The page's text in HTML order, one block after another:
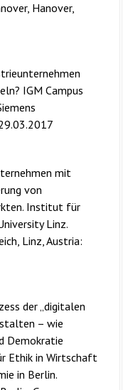
Hanover,
IGM Campus
mit
von
Institut für
Linz.
Linz, Austria:
der „digitalen
– wie
Demokratie
Ethik in Wirtschaft
in Berlin.